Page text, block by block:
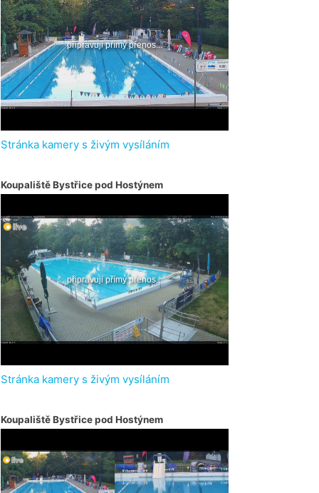
Stránka kamery s živým vysíláním
Koupaliště Bystřice pod Hostýnem
Stránka kamery s živým vysíláním
Koupaliště Bystřice pod Hostýnem